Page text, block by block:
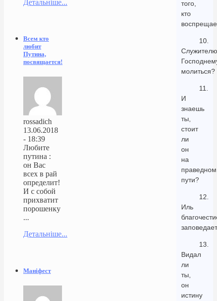
того,
кто
10.
Служителю
молиться?
11.
И
знаешь
ты,
стоит
ли
он
на
праведном
пути?
12.
Иль
13.
Видал
ли
ты,
он
истину
Детальніше...
Всем кто
любит
Путина,
посвящается!
rossadich
13.06.2018
- 18:39
Любите
путина :
он Вас
всех в рай
определит!
И с собой
прихватит
порошенку
...
Детальніше...
Маніфест